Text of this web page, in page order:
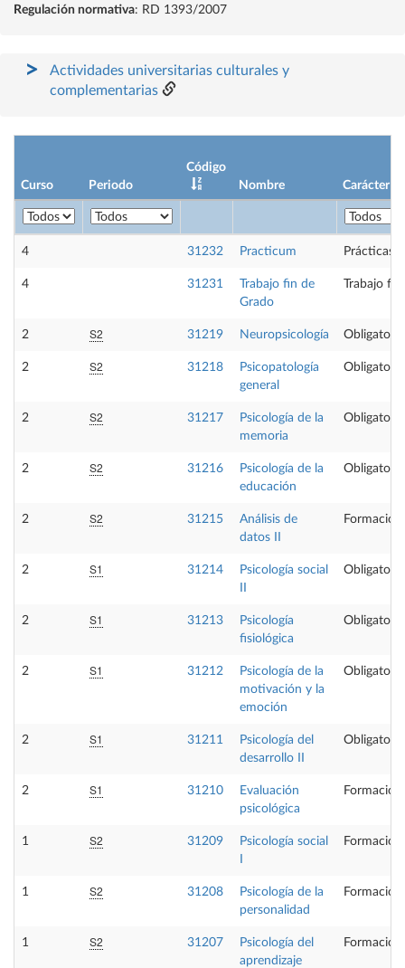
Regulación normativa: RD 1393/2007
Actividades universitarias culturales y
complementarias
Curso Periodo
Código
Nombre
Carácter
4 31232 Practicum Prácticas
4 31231
Trabajo fin de
Grado
Trabajo
2 S2 31219 Neuropsicología Obligatoria
2 S2 31218
Psicopatología
general
Obligatoria
2 S2 31217
Psicología de la
memoria
Obligatoria
2 S2 31216
Psicología de la
educación
Obligatoria
2 S2 31215
Análisis de
datos II
Formación
2 S1 31214
Psicología social
Obligatoria
2 S1 31213
Psicología
fisiológica
Obligatoria
2 S1 31212
Psicología de la
motivación y la
emoción
Obligatoria
2 S1 31211
Psicología del
desarrollo II
Obligatoria
2 S1 31210
Evaluación
psicológica
Formación
1 S2 31209
Psicología social
Formación
1 S2 31208
Psicología de la
personalidad
Formación
1 S2 31207
Psicología del
aprendizaje
Formación